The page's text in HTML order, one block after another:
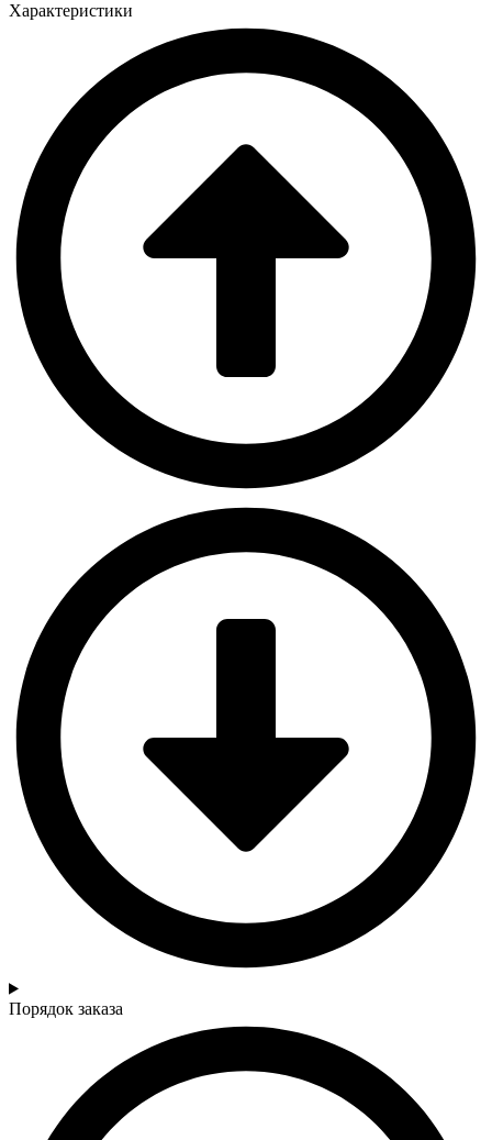
Характеристики
Порядок заказа